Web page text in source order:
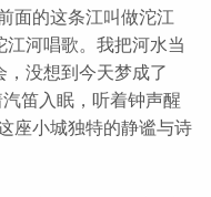
的这条江叫做沱江
河唱歌。我把河水当
没想到今天梦成了
笛入眠，听着钟声醒
座小城独特的静谧与诗